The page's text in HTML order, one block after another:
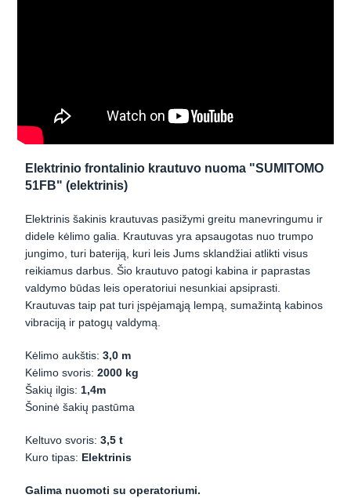
Elektrinio frontalinio krautuvo nuoma "SUMITOMO
51FB" (elektrinis)
Elektrinis šakinis krautuvas pasižymi greitu manevringumu ir
didele kėlimo galia. Krautuvas yra apsaugotas nuo trumpo
jungimo, turi bateriją, kuri leis Jums sklandžiai atlikti visus
reikiamus darbus. Šio krautuvo patogi kabina ir paprastas
valdymo būdas leis operatoriui nesunkiai apsiprasti.
Krautuvas taip pat turi įspėjamąją lempą, sumažintą kabinos
vibraciją ir patogų valdymą.
Kėlimo aukštis:3,0 m
Kėlimo svoris:2000 kg
Šakių ilgis:1,4m
Šoninė šakių pastūma
Keltuvo svoris:3,5 t
Kuro tipas: Elektrinis
Galima nuomoti su operatoriumi.